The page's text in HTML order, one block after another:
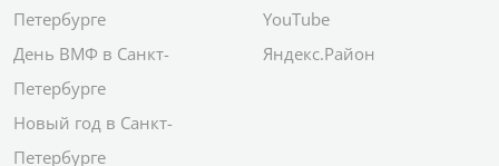
Петербурге
День ВМФ в Санкт-
Петербурге
Новый год в Санкт-
Петербурге
YouTube
Яндекс.Район